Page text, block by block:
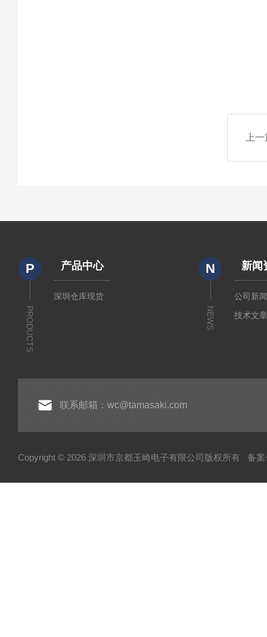
上
P
PRODUCTS
产品中心
深圳仓库现货
N
NEWS
新闻
公司新
技术文
联系邮箱：wc@tamasaki.com
Copyright © 2026 深圳市京都玉崎电子有限公司版权所有 备案